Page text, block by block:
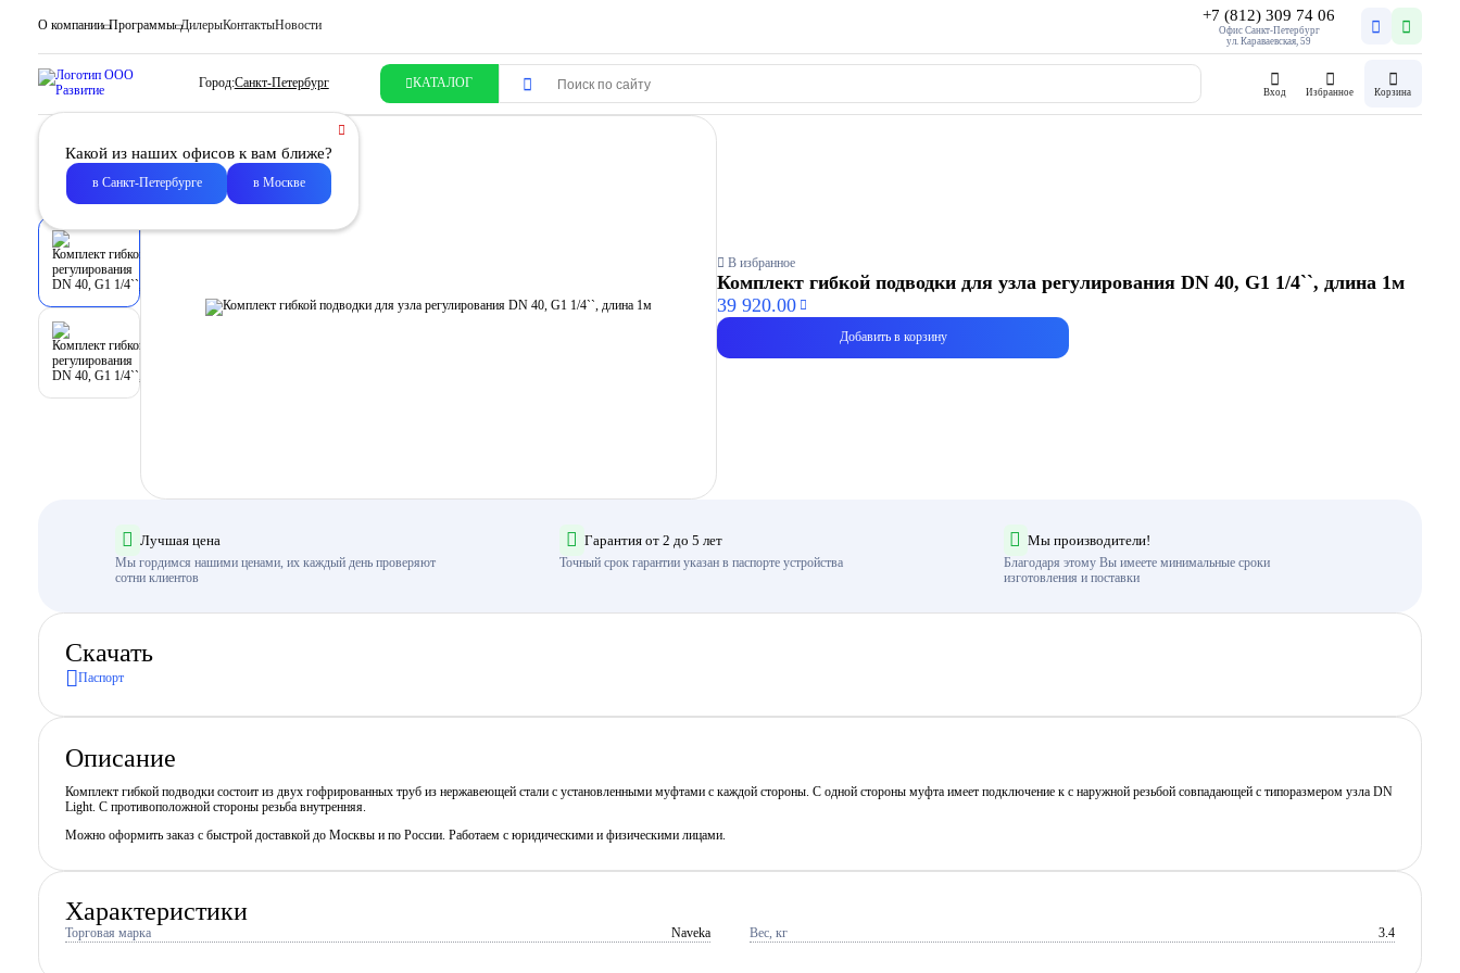
О компании Программы ДилерыКонтактыНовости
+7 (812) 309 74 06
Офис Санкт-Петербург
ул. Караваевская, 59
Город:Санкт-Петербург КАТАЛОГ
Вход Избранное Корзина
Какой из наших офисов к вам ближе?
в Санкт-Петербурге в Москве
В избранное
Комплект гибкой подводки для узла регулирования DN 40, G1 1/4``, длина 1м
39 920.00
Добавить в корзину
Лучшая цена
Мы гордимся нашими ценами, их каждый день проверяют
сотни клиентов
Гарантия от 2 до 5 лет
Точный срок гарантии указан в паспорте устройства
Мы производители!
Благодаря этому Вы имеете минимальные сроки
изготовления и поставки
Скачать
Паспорт
Описание
Комплект гибкой подводки состоит из двух гофрированных труб из нержавеющей стали с установленными муфтами с каждой стороны. С одной стороны муфта имеет подключение к с наружной резьбой совпадающей с типоразмером узла DN
Light. С противоположной стороны резьба внутренняя.
Можно оформить заказ с быстрой доставкой до Москвы и по России. Работаем с юридическими и физическими лицами.
Характеристики
Торговая марка Naveka Вес, кг 3.4